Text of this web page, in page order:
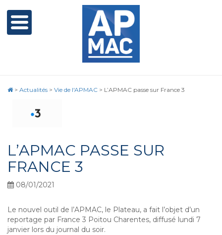
> Actualités > Vie de l'APMAC > L’APMAC passe sur France 3
L’APMAC PASSE SUR
FRANCE 3
08/01/2021
Le nouvel outil de l’APMAC, le Plateau, a fait l’objet d’un
reportage par France 3 Poitou Charentes, diffusé lundi 7
janvier lors du journal du soir.